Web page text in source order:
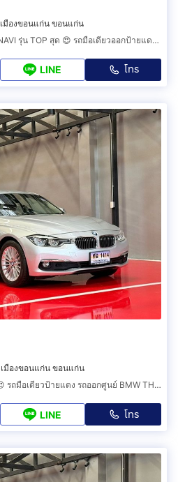
เมืองขอนแก่น ขอนแก่น
😍 2019 ISUZU MUX 1.9 DVD NAVI รุ่น TOP สุด 😍 รถมือเดียวออกป้ายแดง รถวิ่งน้อย เข้าศูนย์ทุกระยะ รถไม่เคยมีอุบัติเหตุครับ
LINE โทร
เมืองขอนแก่น ขอนแก่น
😍 2017 BMW 320D F30 LCI 😍 รถมือเดียวป้ายแดง รถออกศูนย์ BMW THAILAND รถวิ่งน้อย เข้าศูนย์ทุกระยะ รถไม่เคยมีอุบัติเหตุครับ
LINE โทร